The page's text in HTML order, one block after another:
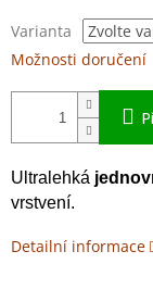
Varianta
Možnosti doručení
Ultralehká
vrstvení.
Detailní informace